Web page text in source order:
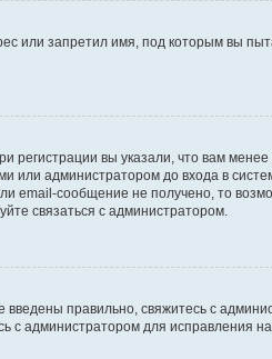
или запретил имя, под которым вы
регистрации вы указали, что вам менее
или администратором до входа в
email-сообщение не получено, то
связаться с администратором.
правильно, свяжитесь с
с администратором для исправления